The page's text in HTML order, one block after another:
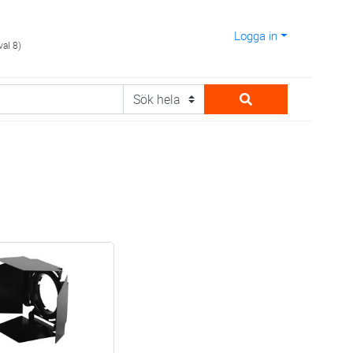
8)
Logga in